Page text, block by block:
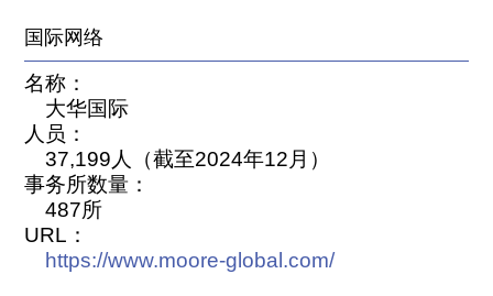
国际网络
名称：
大华国际
人员：
37,199人（截至2024年12月）
事务所数量：
487所
URL：
https://www.moore-global.com/